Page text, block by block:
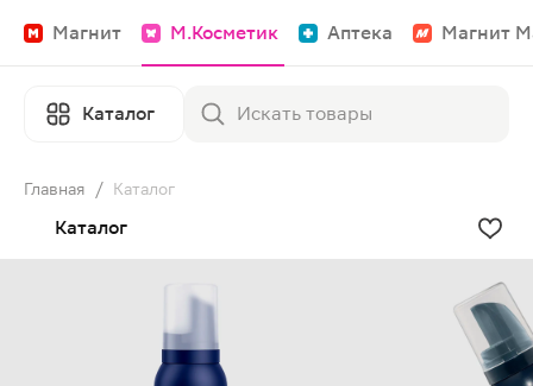
Магнит М.Косметик Аптека Магнит
Каталог
Главная / Каталог
Каталог